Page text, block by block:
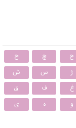
ج چ
ح
ژ س
ش
غ ف
ق
و ه ی